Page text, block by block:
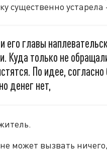
существенно
его главы
Куда только не
По идее,
денег нет,
может вызвать